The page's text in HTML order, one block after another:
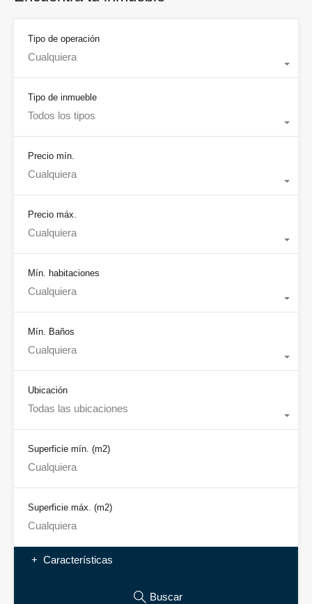
Tipo de operación
Cualquiera
Tipo de inmueble
Todos los tipos
Precio mín.
Cualquiera
Precio máx.
Cualquiera
Mín. habitaciones
Cualquiera
Mín. Baños
Cualquiera
Ubicación
Todas las ubicaciones
Superficie mín. (m2)
Superficie máx. (m2)
Características
Buscar